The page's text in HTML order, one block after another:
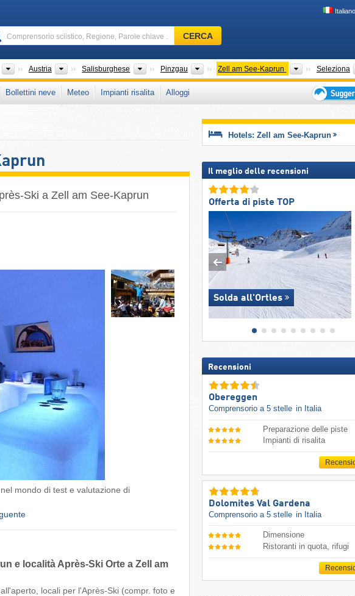
Italiano
Comprensorio
sciistico,
Parole
chiave
…
CERCA
Austria PaesiSalisburghese Stati federati (Bundesländer)
Pinzgau Distretti (Gaue)
Zell am See-Kaprun Regioni
Seleziona
Bollettini neve Meteo Impianti risalita
Alloggi
per
vacanza
sciistica
Ski a Zell am See-Kaprun
mondo di test e valutazione di
e località Après-Ski Orte a Zell am
locali per l'Après-Ski (compr. foto e
Hotels: Zell am See-Kaprun
Il meglio delle recensioni
Offerta di piste TOP
Solda all'Ortles
Recensioni
Obereggen
Comprensorio a 5 stelle in Italia
Preparazione delle piste
Impianti di risalita
Dolomites Val Gardena
Comprensorio a 5 stelle in Italia
Dimensione
Ristoranti in quota, rifugi